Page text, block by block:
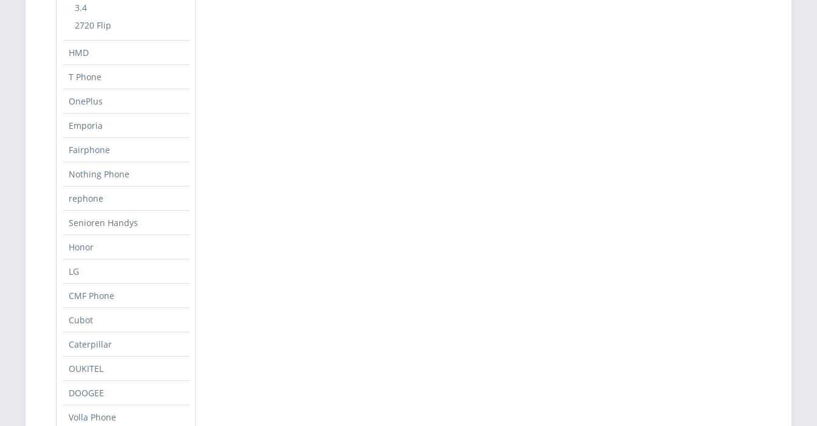
3.4
2720 Flip
HMD
T Phone
OnePlus
Emporia
Fairphone
Nothing Phone
rephone
Senioren Handys
Honor
LG
CMF Phone
Cubot
Caterpillar
OUKITEL
DOOGEE
Volla Phone